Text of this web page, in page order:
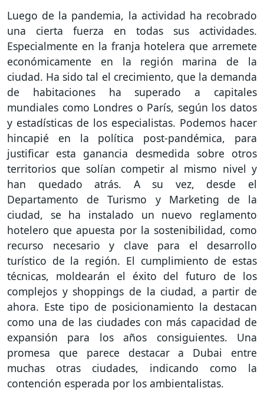
Luego de la pandemia, la actividad ha recobrado
una cierta fuerza en todas sus actividades.
Especialmente en la franja hotelera que arremete
económicamente en la región marina de la
ciudad. Ha sido tal el crecimiento, que la demanda
de habitaciones ha superado a capitales
mundiales como Londres o París, según los datos
y estadísticas de los especialistas. Podemos hacer
hincapié en la política post-pandémica, para
justificar esta ganancia desmedida sobre otros
territorios que solían competir al mismo nivel y
han quedado atrás. A su vez, desde el
Departamento de Turismo y Marketing de la
ciudad, se ha instalado un nuevo reglamento
hotelero que apuesta por la sostenibilidad, como
recurso necesario y clave para el desarrollo
turístico de la región. El cumplimiento de estas
técnicas, moldearán el éxito del futuro de los
complejos y shoppings de la ciudad, a partir de
ahora. Este tipo de posicionamiento la destacan
como una de las ciudades con más capacidad de
expansión para los años consiguientes. Una
promesa que parece destacar a Dubai entre
muchas otras ciudades, indicando como la
contención esperada por los ambientalistas.